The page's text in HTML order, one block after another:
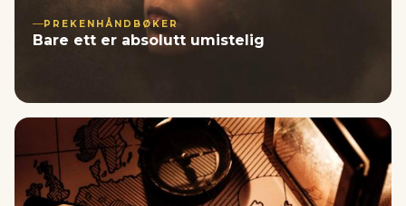
PREKENHÅNDBØKER
Bare ett er absolutt umistelig